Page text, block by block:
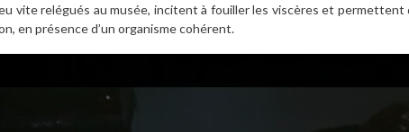
vite relégués au musée, incitent à fouiller les viscères et permettent
en présence d’un organisme cohérent.